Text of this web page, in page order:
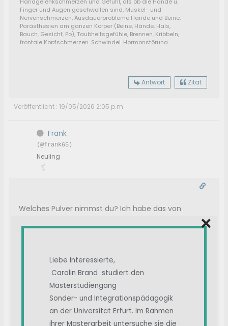
Handgelenkschmerzen und Gefühl, als ob die Hände u.
Finger und Augen geschwollen sind, Muskel- und
Nervenschmerzen, Ausdauerprobleme Hände und Beine,
Parästhesien am ganzen Körper (Beine, Hände, Hals,
Bauch, Gesicht, Po), Taubheitsgefühle, Brennen, Kribbeln,
frontale Kopfschmerzen, Schwindel, Hormonstörung,
Antwort Zitat
Veröffentlicht : 19/05/2026 2:05 p.m.
Frank
(@frank65)
Neuling
Welches Pulver nimmst du? Ich habe das von
Jahren, hatten keine Nebenwirkungen. Der Pilz soll
keine Nebenwirkungen haben, wird seit
Jahrhunderten in der chinesischen Medizin
eingesetzt. Deine Reaktionen sind sehr erstaunlich.
Allerdings hatte niemand Long-Covid oder sonstige
Liebe Interessierte,
Carolin Brand studiert den
Masterstudiengang
Sonder- und Integrationspädagogik
an der Universität Erfurt. Im Rahmen
ihrer Masterarbeit untersuche sie die
×